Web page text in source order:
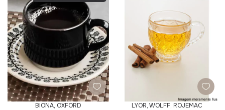
BIONA, OXFORD LYOR, WOLFF, ROJEMAC